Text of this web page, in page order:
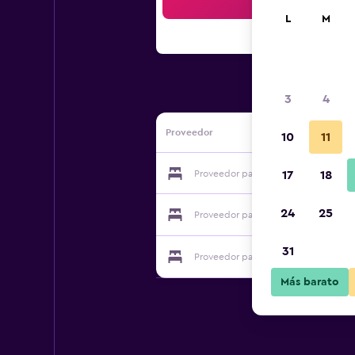
Proveedor
Proveedor para Gasthof-Hotel
Proveedor para Gasthof-Hotel
Proveedor para Gasthof-Hotel
L M
3 4
10 11
17 18
24 25
31
Más barato